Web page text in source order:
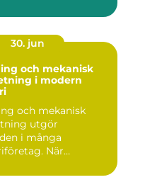
30. jun
och mekanisk
i modern
och mekanisk
utgör
i många
När